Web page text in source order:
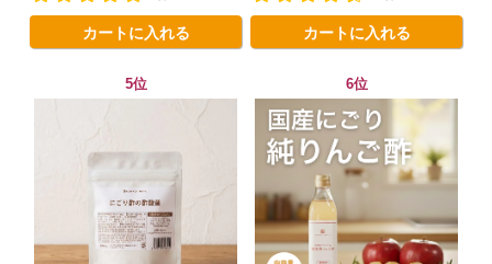
カートに入れる カートに入れる
5位 6位